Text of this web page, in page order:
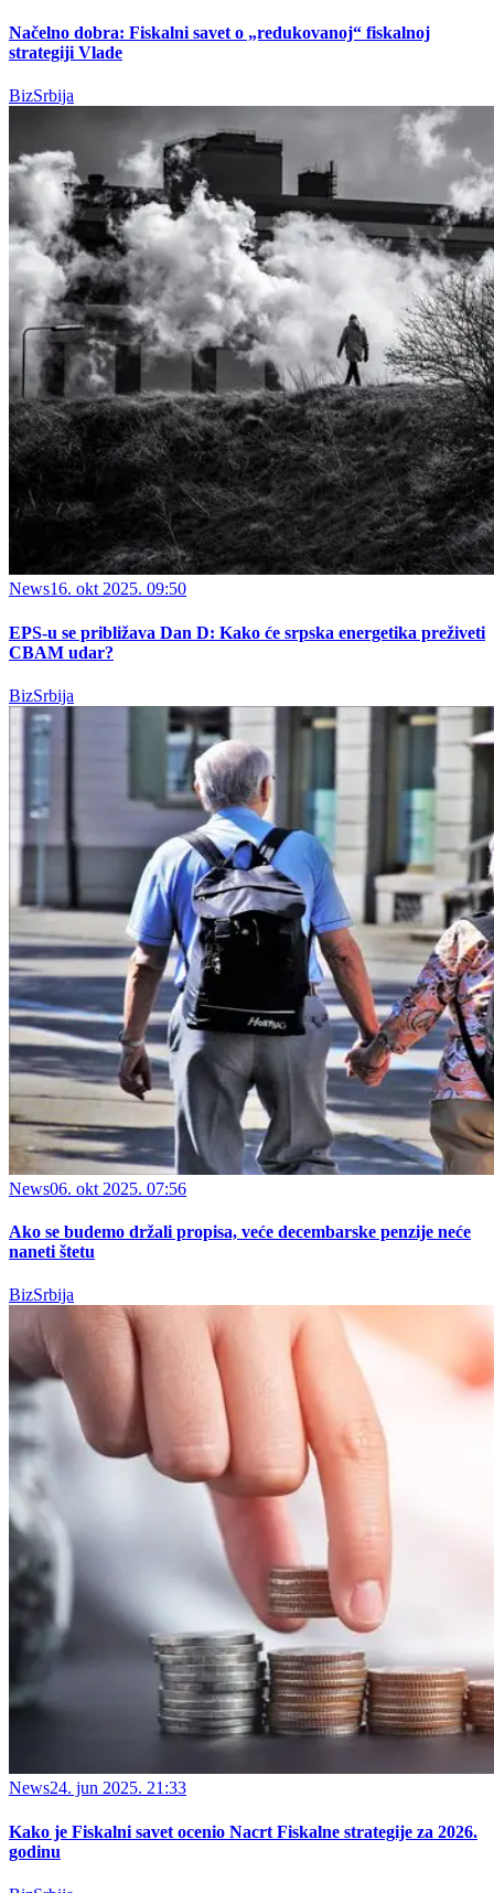
Načelno dobra: Fiskalni savet o „redukovanoj“ fiskalnoj
strategiji Vlade
BizSrbija
News16. okt 2025. 09:50
EPS-u se približava Dan D: Kako će srpska energetika preživeti
CBAM udar?
BizSrbija
News06. okt 2025. 07:56
Ako se budemo držali propisa, veće decembarske penzije neće
naneti štetu
BizSrbija
News24. jun 2025. 21:33
Kako je Fiskalni savet ocenio Nacrt Fiskalne strategije za 2026.
godinu